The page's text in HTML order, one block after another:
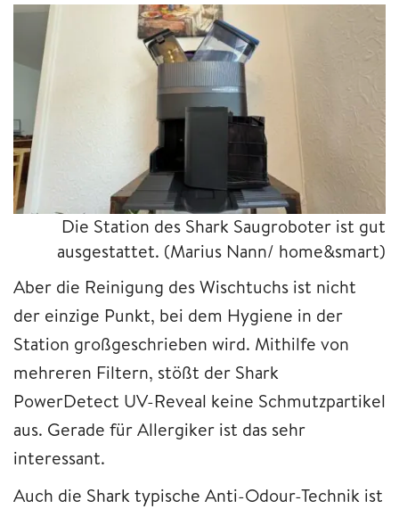
Die Station des Shark Saugroboter ist gut
ausgestattet. (Marius Nann/ home&smart)
Aber die Reinigung des Wischtuchs ist nicht
der einzige Punkt, bei dem Hygiene in der
Station großgeschrieben wird. Mithilfe von
mehreren Filtern, stößt der Shark
PowerDetect UV-Reveal keine Schmutzpartikel
aus. Gerade für Allergiker ist das sehr
interessant.
Auch die Shark typische Anti-Odour-Technik ist